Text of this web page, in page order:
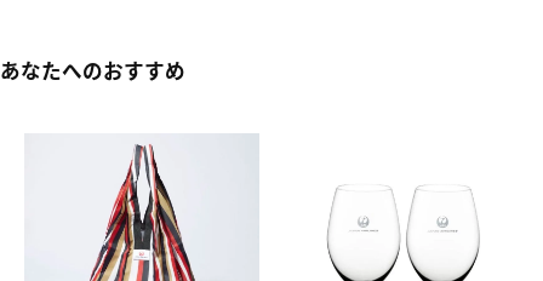
あなたへのおすすめ